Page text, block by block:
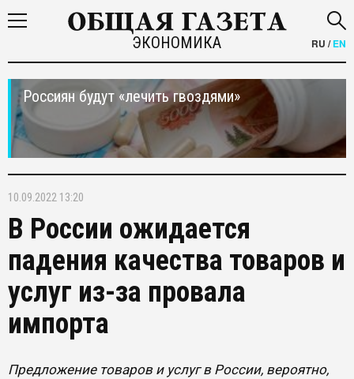
ЭКОНОМИКА RU /EN
Россиян будут «лечить гвоздями»
10.09.2022 13:20
В России ожидается
падения качества товаров и
услуг из-за провала
импорта
Предложение товаров и услуг в России, вероятно,